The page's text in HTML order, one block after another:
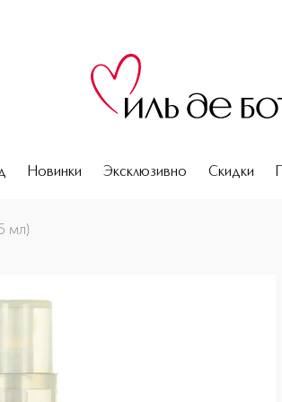
Новинки Эксклюзивно Скидки
мл)